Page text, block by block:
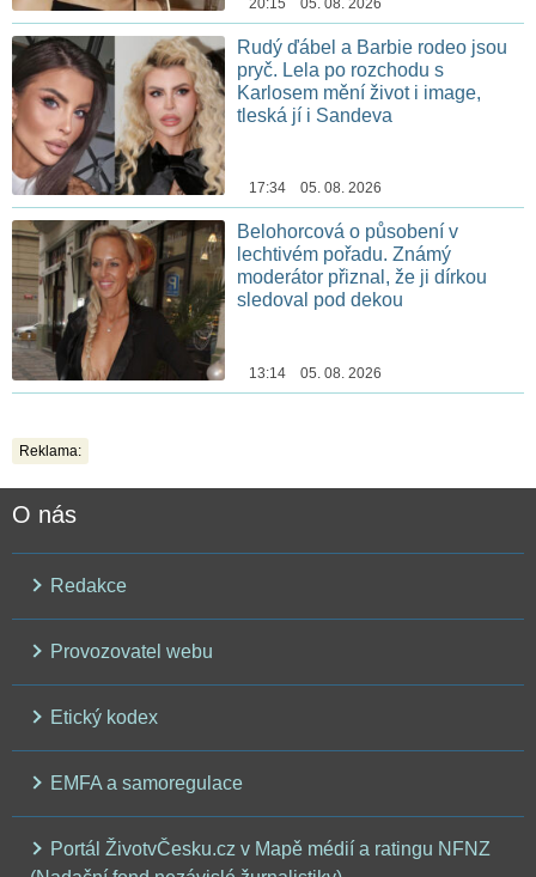
Rudý ďábel a Barbie rodeo jsou
pryč. Lela po rozchodu s
Karlosem mění život i image,
tleská jí i Sandeva
17:34 05. 08. 2026
Belohorcová o působení v
lechtivém pořadu. Známý
moderátor přiznal, že ji dírkou
sledoval pod dekou
13:14 05. 08. 2026
Reklama:
O nás
Redakce
Provozovatel webu
Etický kodex
EMFA a samoregulace
Portál ŽivotvČesku.cz v Mapě médií a ratingu NFNZ